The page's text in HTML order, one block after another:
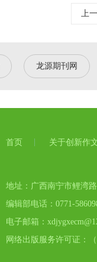
上
龙源期刊网
首页 关于创新作
地址：广西南宁市鲤湾
编辑部电话：0771-
电子邮箱：
网络出版服务许可证：